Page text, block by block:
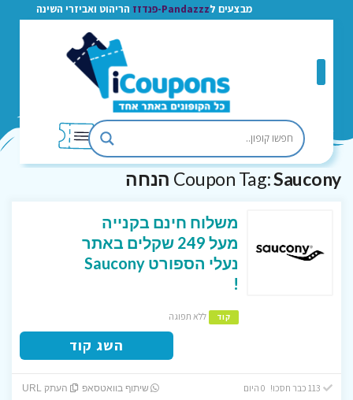
מבצעים ל Pandazzz-פנדזז הריהוט ואביזרי השינה
Coupon Tag:Saucony הנחה
משלוח חינם בקנייה
מעל 249 שקלים באתר
נעלי הספורט Saucony
!
קוד ללא תפוגה
השג קוד
שיתוף בוואטסאפ העתק URL